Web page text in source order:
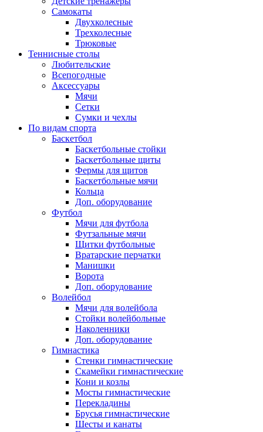
Самокаты
Двухколесные
Трехколесные
Трюковые
Теннисные столы
Любительские
Всепогодные
Аксессуары
Мячи
Сетки
Сумки и чехлы
По видам спорта
Баскетбол
Баскетбольные стойки
Баскетбольные щиты
Фермы для щитов
Баскетбольные мячи
Кольца
Доп. оборудование
Футбол
Мячи для футбола
Футзальные мячи
Щитки футбольные
Вратарские перчатки
Манишки
Ворота
Доп. оборудование
Волейбол
Мячи для волейбола
Стойки волейбольные
Наколенники
Доп. оборудование
Гимнастика
Стенки гимнастические
Скамейки гимнастические
Кони и козлы
Мосты гимнастические
Перекладины
Брусья гимнастические
Шесты и канаты